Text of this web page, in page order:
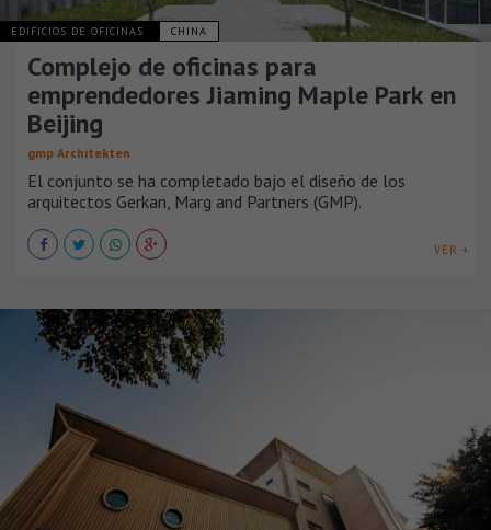
EDIFICIOS DE OFICINAS CHINA
Complejo de oficinas para
emprendedores Jiaming Maple Park en
Beijing
gmp Architekten
El conjunto se ha completado bajo el diseño de los
arquitectos Gerkan, Marg and Partners (GMP).
VER +